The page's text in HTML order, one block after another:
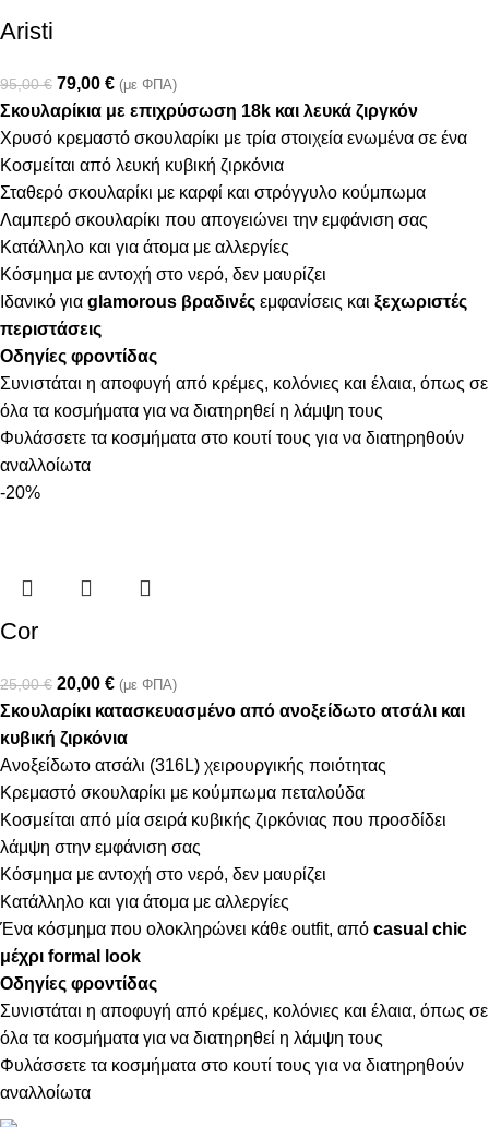
Aristi
95,00€ 79,00 € (με ΦΠΑ)
Σκουλαρίκια με επιχρύσωση 18k και λευκά ζιργκόν
Χρυσό κρεμαστό σκουλαρίκι με τρία στοιχεία ενωμένα σε ένα
Κοσμείται από λευκή κυβική ζιρκόνια
Σταθερό σκουλαρίκι με καρφί και στρόγγυλο κούμπωμα
Λαμπερό σκουλαρίκι που απογειώνει την εμφάνιση σας
Κατάλληλο και για άτομα με αλλεργίες
Κόσμημα με αντοχή στο νερό, δεν μαυρίζει
Ιδανικό για glamorous βραδινές εμφανίσεις και ξεχωριστές
περιστάσεις
Οδηγίες φροντίδας
Συνιστάται η αποφυγή από κρέμες, κολόνιες και έλαια, όπως σε
όλα τα κοσμήματα για να διατηρηθεί η λάμψη τους
Φυλάσσετε τα κοσμήματα στο κουτί τους για να διατηρηθούν
αναλλοίωτα
-20%
Cor
25,00€ 20,00 € (με ΦΠΑ)
Σκουλαρίκι κατασκευασμένο από ανοξείδωτο ατσάλι και
κυβική ζιρκόνια
Ανοξείδωτο ατσάλι (316L) χειρουργικής ποιότητας
Κρεμαστό σκουλαρίκι με κούμπωμα πεταλούδα
Κοσμείται από μία σειρά κυβικής ζιρκόνιας που προσδίδει
λάμψη στην εμφάνιση σας
Κόσμημα με αντοχή στο νερό, δεν μαυρίζει
Κατάλληλο και για άτομα με αλλεργίες
Ένα κόσμημα που ολοκληρώνει κάθε outfit, από casual chic
μέχρι formal look
Οδηγίες φροντίδας
Συνιστάται η αποφυγή από κρέμες, κολόνιες και έλαια, όπως σε
όλα τα κοσμήματα για να διατηρηθεί η λάμψη τους
Φυλάσσετε τα κοσμήματα στο κουτί τους για να διατηρηθούν
αναλλοίωτα